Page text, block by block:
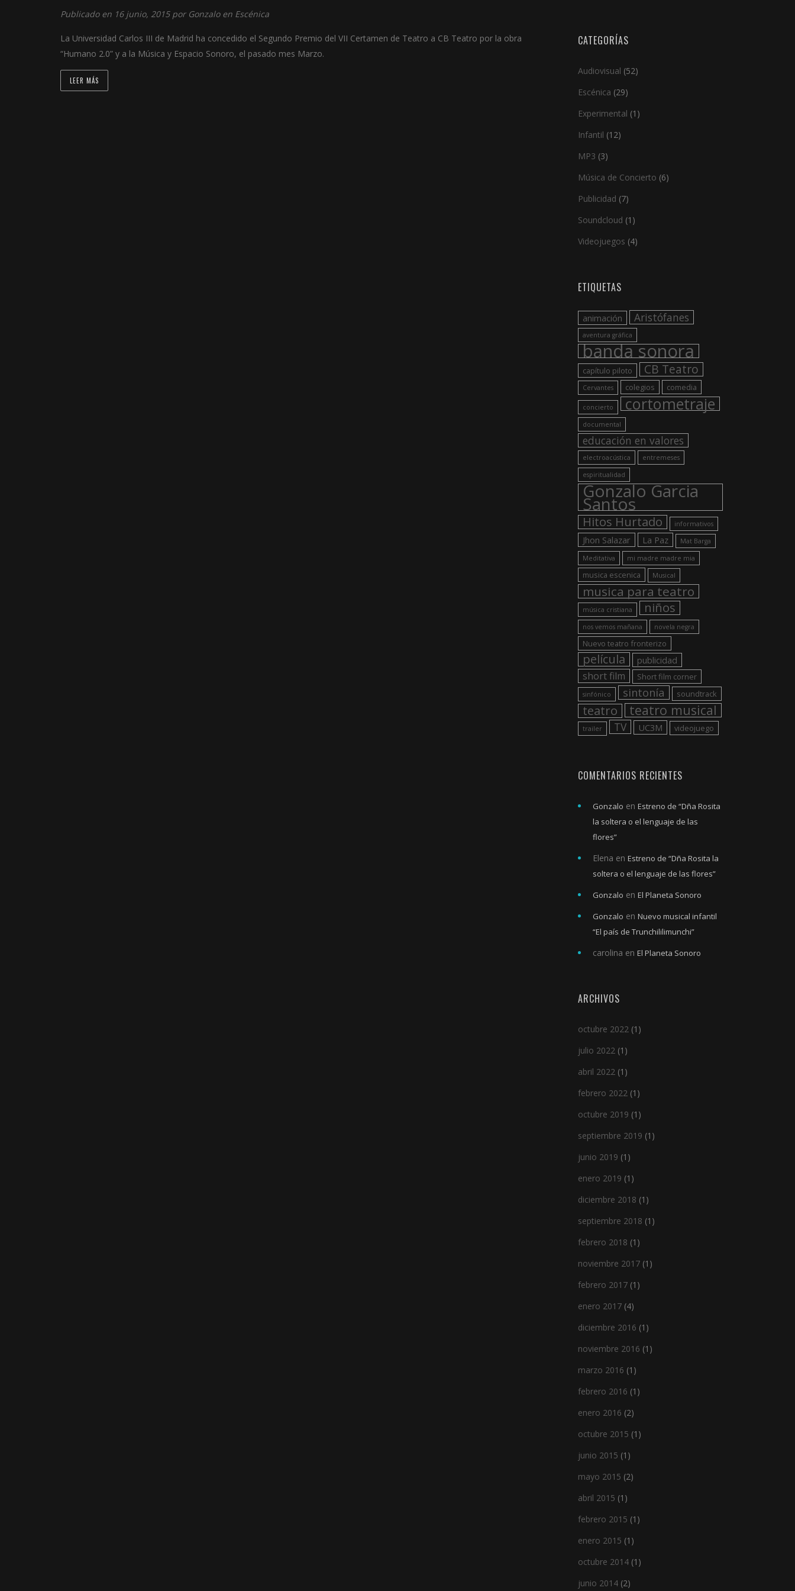
Publicado en 16 junio, 2015 por Gonzalo en Escénica
La Universidad Carlos III de Madrid ha concedido el Segundo Premio del VII Certamen de Teatro a CB Teatro por la obra
“Humano 2.0” y a la Música y Espacio Sonoro, el pasado mes Marzo.
LEER MÁS
CATEGORÍAS
Audiovisual (52)
Escénica (29)
Experimental (1)
Infantil (12)
MP3 (3)
Música de Concierto (6)
Publicidad (7)
Soundcloud (1)
Videojuegos (4)
ETIQUETAS
animación Aristófanes
aventura gráfica
banda sonora
capítulo piloto CB Teatro
Cervantes colegios comedia
concierto cortometraje
documental
educación en valores
electroacústica entremeses
espiritualidad
Gonzalo Garcia
Santos
Hitos Hurtado informativos
Jhon Salazar La Paz Mat Barga
Meditativa mi madre madre mia
musica escenica Musical
musica para teatro
música cristiana niños
nos vemos mañana novela negra
Nuevo teatro fronterizo
película publicidad
short film Short film corner
sinfónico sintonía soundtrack
teatro teatro musical
trailer TV UC3M videojuego
COMENTARIOS RECIENTES
Gonzalo en Estreno de “Dña Rosita
la soltera o el lenguaje de las
flores”
Elena en Estreno de “Dña Rosita la
soltera o el lenguaje de las flores”
Gonzalo en El Planeta Sonoro
Gonzalo en Nuevo musical infantil
“El país de Trunchililimunchi”
carolina en El Planeta Sonoro
ARCHIVOS
octubre 2022 (1)
julio 2022 (1)
abril 2022 (1)
febrero 2022 (1)
octubre 2019 (1)
septiembre 2019 (1)
junio 2019 (1)
enero 2019 (1)
diciembre 2018 (1)
septiembre 2018 (1)
febrero 2018 (1)
noviembre 2017 (1)
febrero 2017 (1)
enero 2017 (4)
diciembre 2016 (1)
noviembre 2016 (1)
marzo 2016 (1)
febrero 2016 (1)
enero 2016 (2)
octubre 2015 (1)
junio 2015 (1)
mayo 2015 (2)
abril 2015 (1)
febrero 2015 (1)
enero 2015 (1)
octubre 2014 (1)
junio 2014 (2)